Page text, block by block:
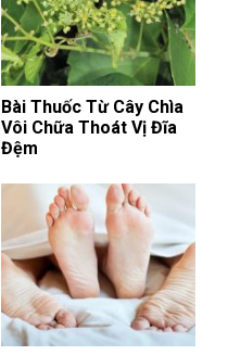
Bài Thuốc Từ Cây Chìa
Vôi Chữa Thoát Vị Đĩa
Đệm